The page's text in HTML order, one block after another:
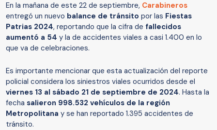
En la mañana de este 22 de septiembre, Carabineros
entregó un nuevo balance de tránsito por las Fiestas
Patrias 2024, reportando que la cifra de fallecidos
aumentó a 54 y la de accidentes viales a casi 1.400 en lo
que va de celebraciones.
Es importante mencionar que esta actualización del reporte
policial considera los siniestros viales ocurridos desde el
viernes 13 al sábado 21 de septiembre de 2024. Hasta la
fecha salieron 998.532 vehículos de la región
Metropolitana y se han reportado 1.395 accidentes de
tránsito.